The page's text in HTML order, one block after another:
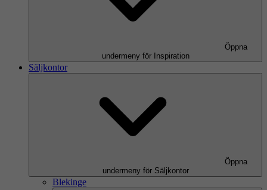
Öppna
undermeny för Inspiration
Säljkontor
Öppna
undermeny för Säljkontor
Blekinge